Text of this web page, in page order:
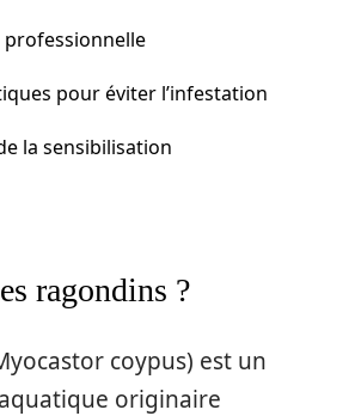
pour éviter l’infestation
la sensibilisation
ragondins ?
coypus) est un
originaire